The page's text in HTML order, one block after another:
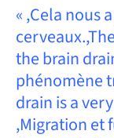
« ,Cela nous
the brain
phénomène
drain is a
,Migration et